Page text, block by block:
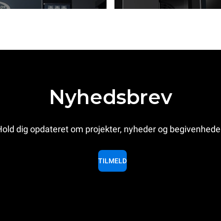
Nyhedsbrev
dig opdateret om projekter, nyheder og
TILMELD